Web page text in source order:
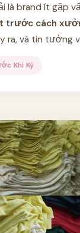
là brand ít gặp
trước cách
ra, và tin tưởng
Khi Ký